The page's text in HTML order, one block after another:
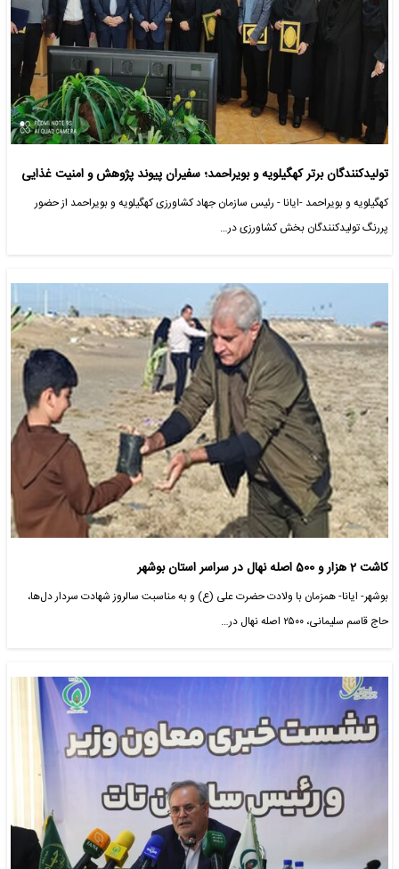
تولیدکنندگان برتر کهگیلویه و بویراحمد؛ سفیران پیوند پژوهش و امنیت غذایی
کهگیلویه و بویراحمد -ایانا - رئیس سازمان جهاد کشاورزی کهگیلویه و بویراحمد از حضور
پررنگ تولیدکنندگان بخش کشاورزی در…
کاشت 2 هزار و 500 اصله نهال در سراسر استان بوشهر
بوشهر- ایانا- همزمان با ولادت حضرت علی (ع) و به مناسبت سالروز شهادت سردار دل‌ها،
حاج قاسم سلیمانی، ۲۵۰۰ اصله نهال در…